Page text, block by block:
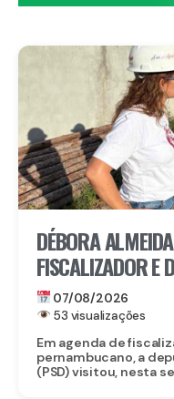
DÉBORA
FISCALIZADOR E
FALSAS SOBRE
BOMBEIROS EM
07/08/2026
53 visualizações
Em agenda de
pernambucano, a
(PSD) visitou, nesta